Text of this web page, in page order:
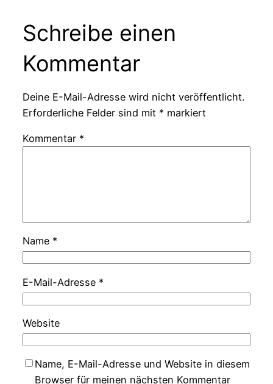
Schreibe einen
Kommentar
Deine E-Mail-Adresse wird nicht veröffentlicht.
Erforderliche Felder sind mit * markiert
Kommentar *
Name *
E-Mail-Adresse *
Website
Name, E-Mail-Adresse und Website in diesem
Browser für meinen nächsten Kommentar